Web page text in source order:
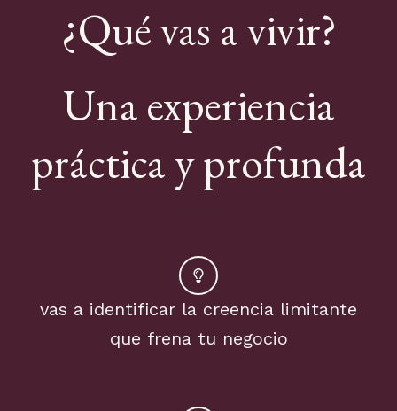
¿Qué vas a vivir?
Una experiencia
práctica y profunda
vas a identificar la creencia limitante
que frena tu negocio